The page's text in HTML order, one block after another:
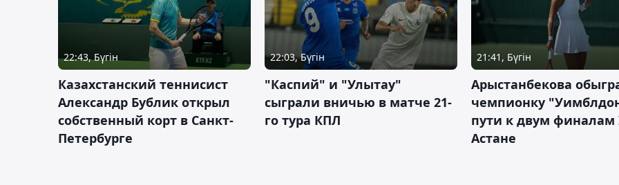
22:43, Бүгін
Казахстанский теннисист
Александр Бублик открыл
собственный корт в Санкт-
Петербурге
22:03, Бүгін
"Каспий" и "Улытау"
сыграли вничью в матче 21-
го тура КПЛ
21:41, Бүгін
Арыстанбекова
чемпионку
пути к двум финалам
Астане